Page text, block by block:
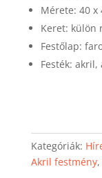
Mérete: 40 x
Keret: külön
Festőlap:
Festék:
Kategóriák:
Akril festmény,